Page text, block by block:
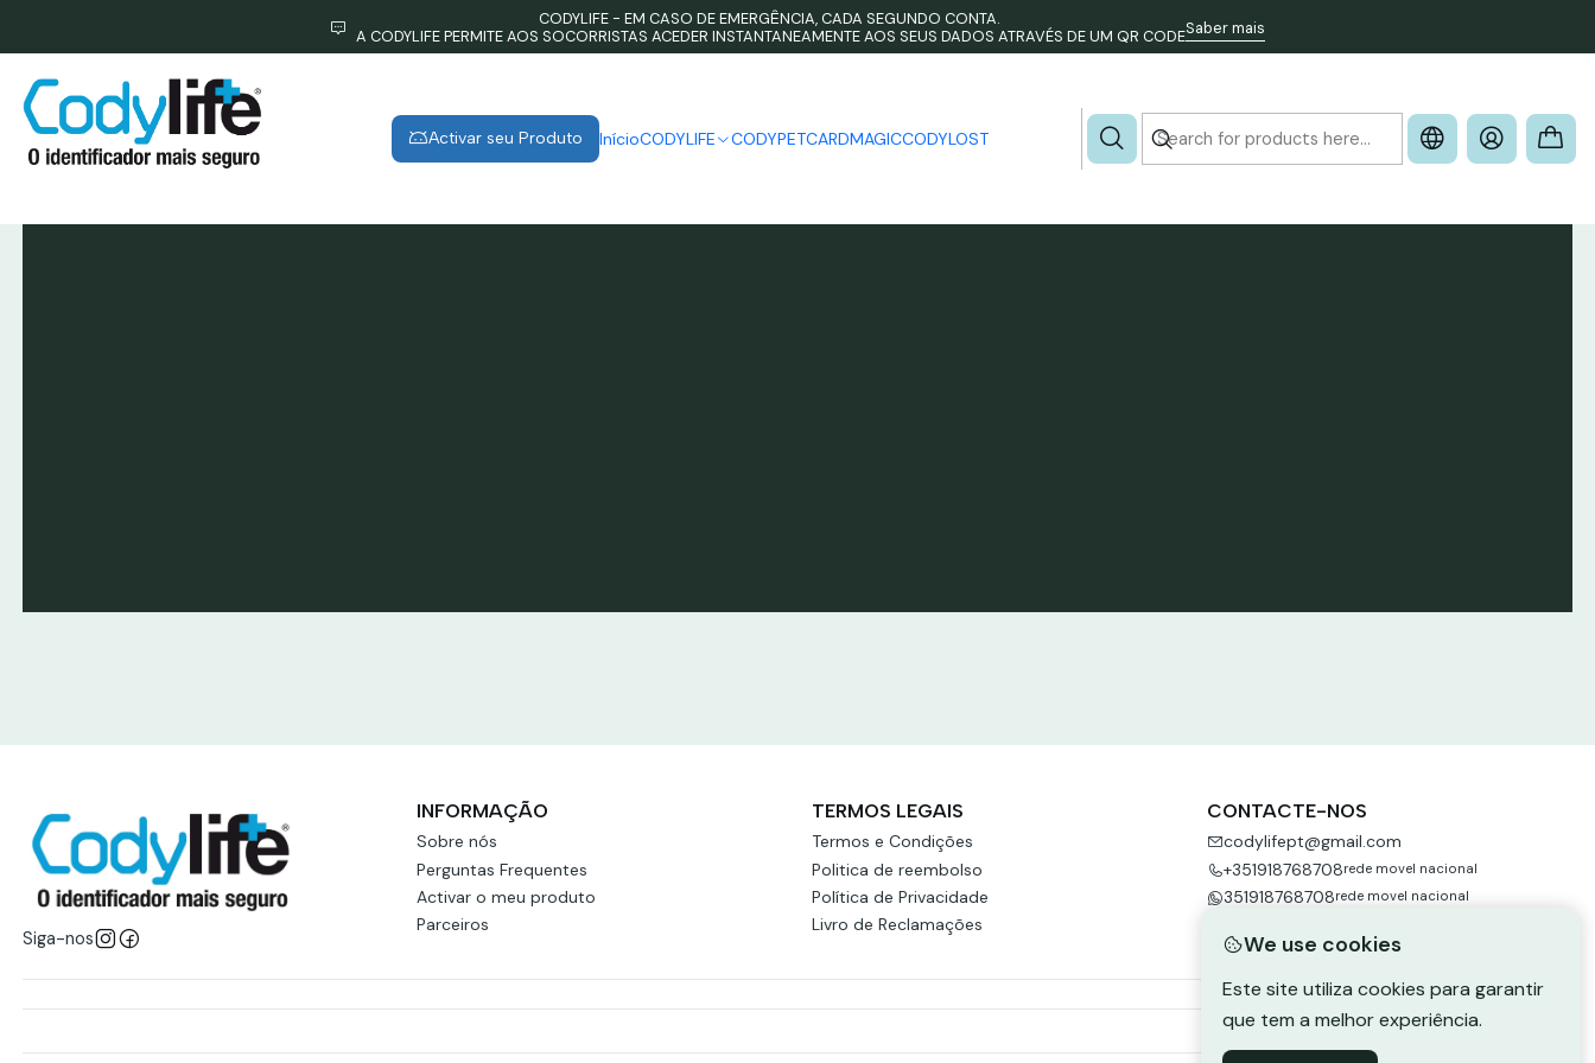
Activar seu Produto InícioCODYLIFE CODYPETCARDMAGICCODYLOST
CODYLIFE - EM CASO DE EMERGÊNCIA, CADA SEGUNDO CONTA.
A CODYLIFE PERMITE AOS SOCORRISTAS ACEDER INSTANTANEAMENTE AOS SEUS DADOS ATRAVÉS DE UM QR CODESaber mais
Siga-nos
INFORMAÇÃO
Sobre nós
Perguntas Frequentes
Activar o meu produto
Parceiros
TERMOS LEGAIS
Termos e Condições
Politica de reembolso
Política de Privacidade
Livro de Reclamações
CONTACTE-NOS
codylifept@gmail.com
+351918768708rede movel nacional
351918768708rede movel nacional
We use cookies
Este site utiliza cookies para garantir
que tem a melhor experiência.